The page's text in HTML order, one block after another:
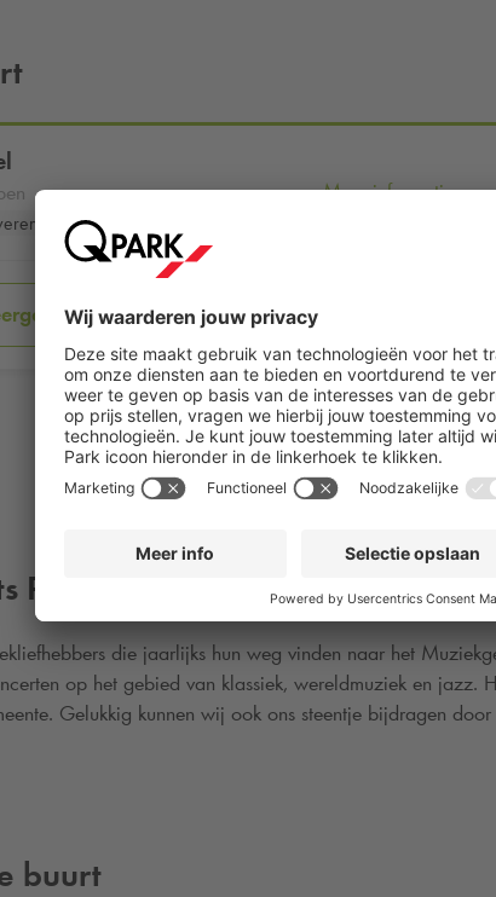
Meer informatie
Reserveer nu
Philips Eindhoven
die jaarlijks hun weg vinden naar het
op het gebied van klassiek, wereldmuziek en
Gelukkig kunnen wij ook ons steentje bijdragen
buurt